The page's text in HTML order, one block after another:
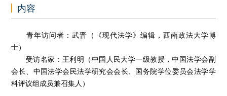
内容
青年访问者：武晋（《现代法学》编辑，西南政法大学博
士）
受访名家：王利明（中国人民大学一级教授，中国法学会副
会长、中国法学会民法学研究会会长、国务院学位委员会法学学
科评议组成员兼召集人）